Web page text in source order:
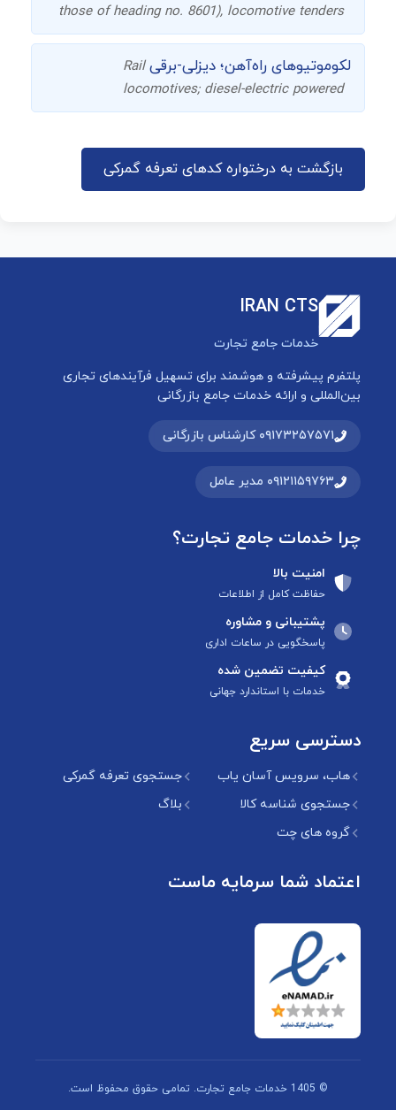
those of heading no. 8601), locomotive tenders
لکوموتیوهای راه‌آهن؛ دیزلی-برقیRail
locomotives; diesel-electric powered
بازگشت به درختواره کدهای تعرفه گمرکی
IRAN CTS
خدمات جامع تجارت
پلتفرم پیشرفته و هوشمند برای تسهیل فرآیندهای تجاری
بین‌المللی و ارائه خدمات جامع بازرگانی
۰۹۱۷۳۲۵۷۵۷۱ کارشناس بازرگانی
۰۹۱۲۱۱۵۹۷۶۳ مدیر عامل
چرا خدمات جامع تجارت؟
امنیت بالا
حفاظت کامل از اطلاعات
پشتیبانی و مشاوره
پاسخگویی در ساعات اداری
کیفیت تضمین شده
خدمات با استاندارد جهانی
دسترسی سریع
هاب، سرویس آسان یاب
جستجوی تعرفه گمرکی
جستجوی شناسه کالا
بلاگ
گروه های چت
اعتماد شما سرمایه ماست
© 1405 خدمات جامع تجارت. تمامی حقوق محفوظ است.